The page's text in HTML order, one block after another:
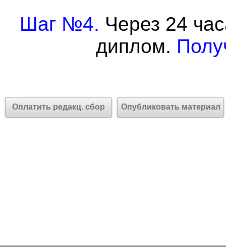
Шаг №4. Через 24
диплом.
Оплатить редакц. сбор Опубликовать материал